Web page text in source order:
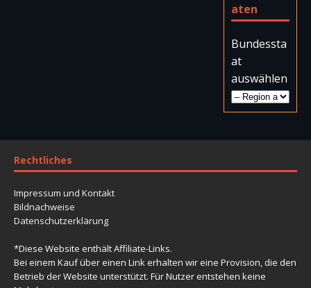
aten
Bundessta
at
auswählen
Rechtliches
Impressum und Kontakt
Bildnachweise
Datenschutzerklärung
*Diese Website enthält Affiliate-Links.
Bei einem Kauf über einen Link erhalten wir eine Provision, die den
Betrieb der Website unterstützt. Für Nutzer entstehen keine